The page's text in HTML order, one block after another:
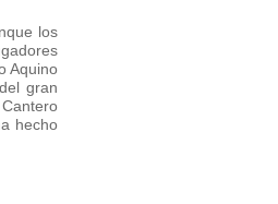
los
Aquino
gran
hecho